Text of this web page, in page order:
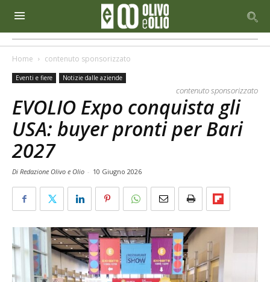
Home contenuto sponsorizzato
Eventi e fiere Notizie dalle aziende
contenuto sponsorizzato
EVOLIO Expo conquista gli
USA: buyer pronti per Bari
2027
Di Redazione Olivo e Olio - 10 Giugno 2026